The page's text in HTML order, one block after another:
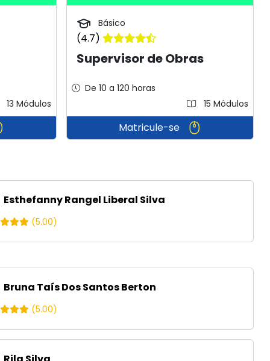
13 Módulos
Básico
(4.7)
Supervisor de Obras
De 10 a 120 horas
15 Módulos
Matricule-se
Esthefanny Rangel Liberal Silva
(5.00)
Bruna Taís Dos Santos Berton
(5.00)